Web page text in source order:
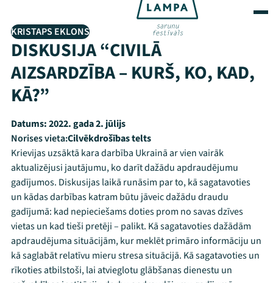
KRISTAPS EKLONS
DISKUSIJA “CIVILĀ
AIZSARDZĪBA – KURŠ, KO, KAD,
KĀ?”
Datums:2022. gada 2. jūlijs
Norises vieta:Cilvēkdrošības telts
Krievijas uzsāktā kara darbība Ukrainā ar vien vairāk
aktualizējusi jautājumu, ko darīt dažādu apdraudējumu
gadījumos. Diskusijas laikā runāsim par to, kā sagatavoties
un kādas darbības katram būtu jāveic dažādu draudu
gadījumā: kad nepieciešams doties prom no savas dzīves
vietas un kad tieši pretēji – palikt. Kā sagatavoties dažādām
apdraudējuma situācijām, kur meklēt primāro informāciju un
kā saglabāt relatīvu mieru stresa situācijā. Kā sagatavoties un
rīkoties atbilstoši, lai atvieglotu glābšanas dienestu un